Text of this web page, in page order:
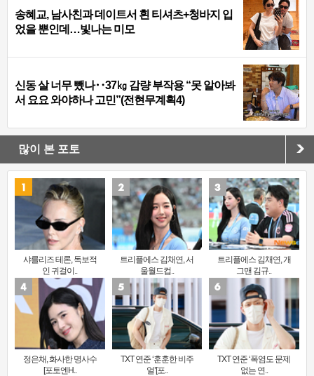
송혜교, 남사친과 데이트서 흰 티셔츠+청바지 입
었을 뿐인데…빛나는 미모
신동 살 너무 뺐나‥37㎏ 감량 부작용 “못 알아봐
서 요요 와야하나 고민”(전현무계획4)
많이 본 포토
샤를리즈 테론, 독보적
인 귀걸이..
트리플에스 김채연, 서
울월드컵..
트리플에스 김채연, 개
그맨 김규..
정은채, 화사한 명사수
[포토엔H..
TXT 연준 ‘훈훈한 비주
얼’[포..
TXT 연준 ‘폭염도 문제
없는 연..